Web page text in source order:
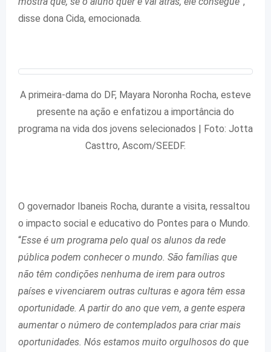
disse dona Cida, emocionada.
A primeira-dama do DF, Mayara Noronha Rocha, esteve
presente na ação e enfatizou a importância do
programa na vida dos jovens selecionados | Foto: Jotta
Casttro, Ascom/SEEDF.
O governador Ibaneis Rocha, durante a visita, ressaltou
o impacto social e educativo do Pontes para o Mundo.
“Esse é um programa pelo qual os alunos da rede
pública podem conhecer o mundo. São famílias que
não têm condições nenhuma de irem para outros
países e vivenciarem outras culturas e agora têm essa
oportunidade. A partir do ano que vem, a gente espera
aumentar o número de contemplados para criar mais
oportunidades. Nós estamos muito orgulhosos do que